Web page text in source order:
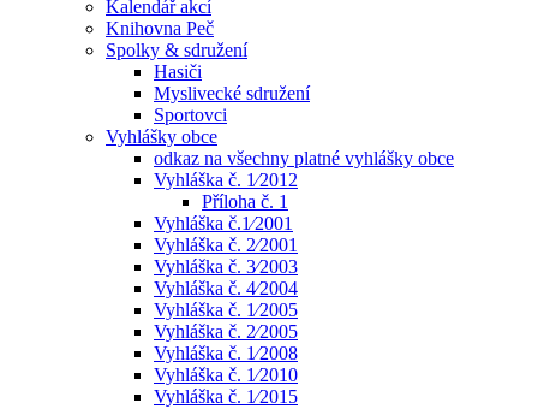
Kalendář akcí
Knihovna Peč
Spolky & sdružení
Hasiči
Myslivecké sdružení
Sportovci
Vyhlášky obce
odkaz na všechny platné vyhlášky obce
Vyhláška č. 1⁄2012
Příloha č. 1
Vyhláška č.1⁄2001
Vyhláška č. 2⁄2001
Vyhláška č. 3⁄2003
Vyhláška č. 4⁄2004
Vyhláška č. 1⁄2005
Vyhláška č. 2⁄2005
Vyhláška č. 1⁄2008
Vyhláška č. 1⁄2010
Vyhláška č. 1⁄2015